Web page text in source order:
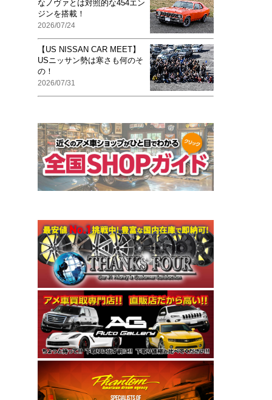
なノヴァとは対照的な454エン
ジンを搭載！
2026/07/24
【US NISSAN CAR MEET】
USニッサン勢は寒さも何のそ
の！
2026/07/31